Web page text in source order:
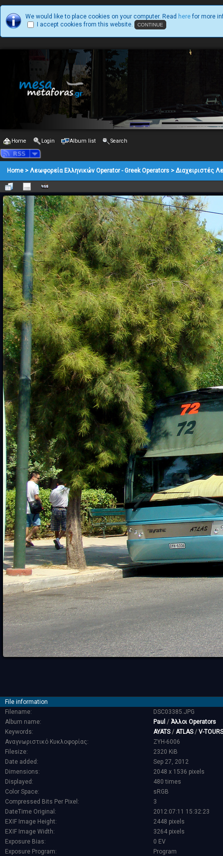
We would like to place cookies on your computer. Read here for more
I accept cookies from this website.
Home Login Album list Search
Home > Λεωφορεία Ελληνικών Operator - Greek Operators > Διαχειριστές
File information
Filename:
DSC03385.JPG
Album name:
Paul / Άλλοι Operators
Keywords:
AYATS/ ATLAS/ V-TOURS
Αναγνωριστικό Κυκλοφορίας:
ZYH-6006
Filesize:
2320 KiB
Date added:
Sep 27, 2012
Dimensions:
2048 x 1536 pixels
Displayed:
480 times
Color Space:
sRGB
Compressed Bits Per Pixel:
3
DateTime Original:
2012:07:11 15:32:23
EXIF Image Height:
2448 pixels
EXIF Image Width:
3264 pixels
Exposure Bias:
0 EV
Exposure Program:
Program